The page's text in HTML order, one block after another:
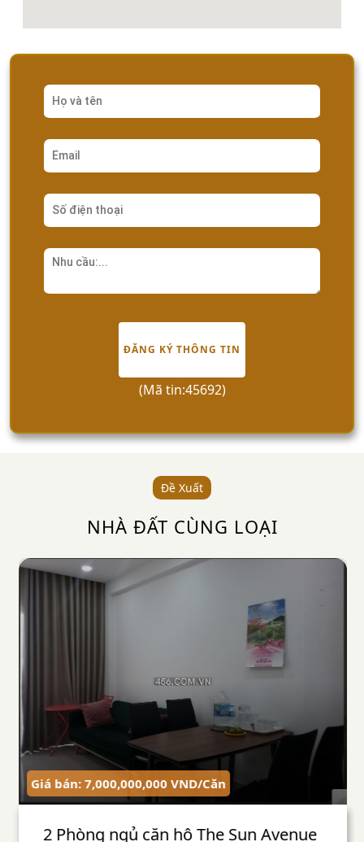
ĐĂNG KÝ THÔNG TIN
(Mã tin:45692)
Đề Xuất
NHÀ ĐẤT CÙNG LOẠI
Giá bán: 7,000,000,000 VND/Căn
2 Phòng ngủ căn hộ The Sun Avenue